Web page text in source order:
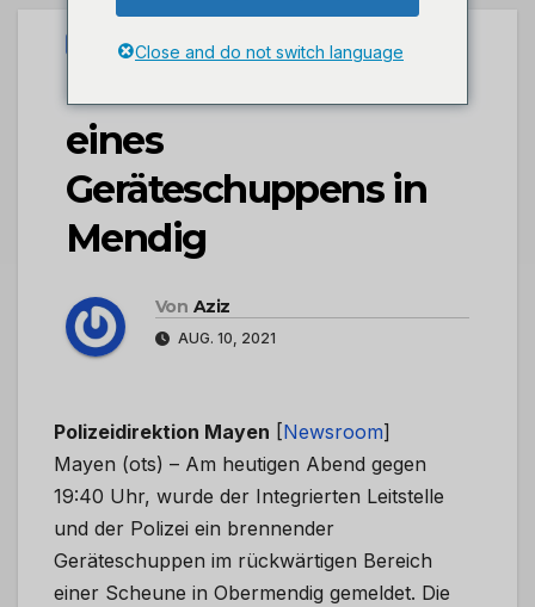
UNCATEGORIZED
POL-PDMY: Brand
eines
Geräteschuppens in
Mendig
Von Aziz
AUG. 10, 2021
Polizeidirektion Mayen [Newsroom]
Mayen (ots) – Am heutigen Abend gegen
19:40 Uhr, wurde der Integrierten Leitstelle
und der Polizei ein brennender
Geräteschuppen im rückwärtigen Bereich
einer Scheune in Obermendig gemeldet. Die
Close and do not switch language